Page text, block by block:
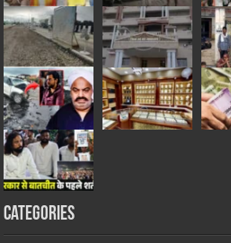
Categories